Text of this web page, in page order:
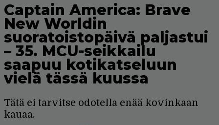
Captain America: Brave
New Worldin
suoratoistopäivä paljastui
– 35. MCU-seikkailu
saapuu kotikatseluun
vielä tässä kuussa
Tätä ei tarvitse odotella enää kovinkaan
kauaa.